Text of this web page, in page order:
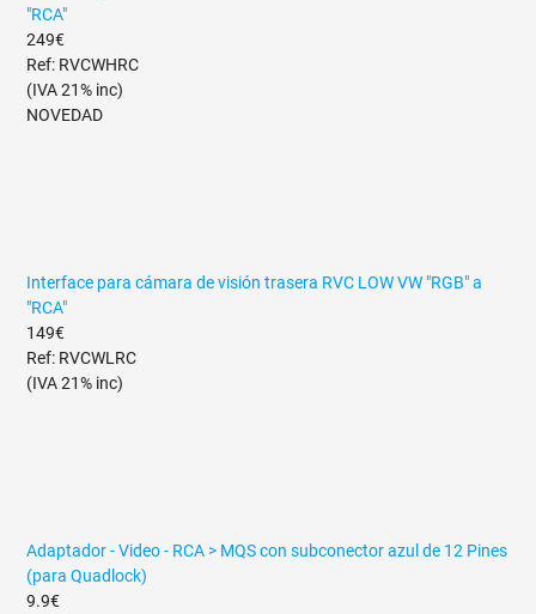
"RCA"
249€
Ref: RVCWHRC
(IVA 21% inc)
NOVEDAD
Interface para cámara de visión trasera RVC LOW VW "RGB" a
"RCA"
149€
Ref: RVCWLRC
(IVA 21% inc)
Adaptador - Video - RCA > MQS con subconector azul de 12 Pines
(para Quadlock)
9.9€